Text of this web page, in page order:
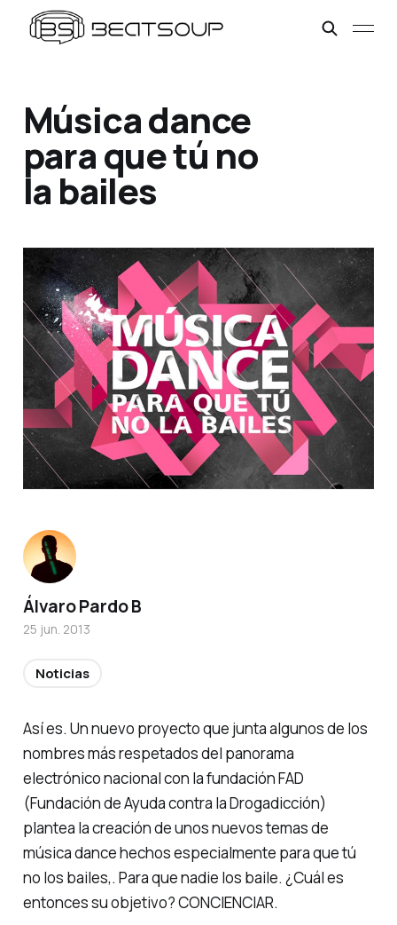
Música dance
para que tú no
la bailes
Así es. Un nuevo proyecto que junta algunos de los
nombres más respetados del panorama
electrónico nacional con la fundación FAD
(Fundación de Ayuda contra la Drogadicción)
plantea la creación de unos nuevos temas de
música dance hechos especialmente para que tú
no los bailes,. Para que nadie los baile. ¿Cuál es
entonces su objetivo? CONCIENCIAR.
Álvaro Pardo B
25 jun. 2013
Noticias